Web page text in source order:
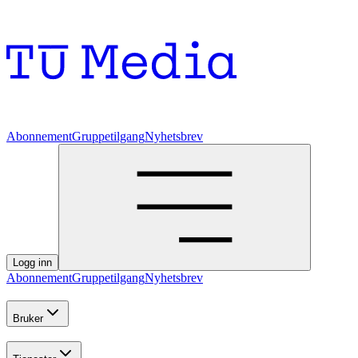
AbonnementGruppetilgangNyhetsbrev
Logg inn
AbonnementGruppetilgangNyhetsbrev
Bruker